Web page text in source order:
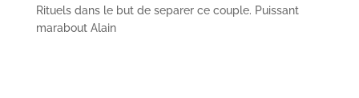
Rituels dans le but de separer ce couple. Puissant
marabout Alain